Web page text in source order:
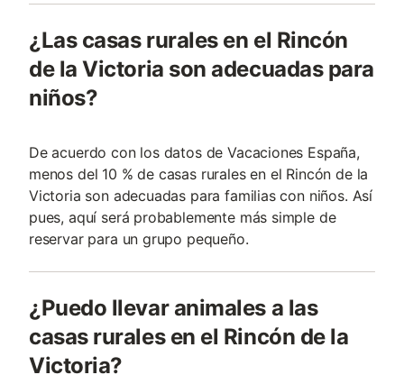
¿Las casas rurales en el Rincón
de la Victoria son adecuadas para
niños?
De acuerdo con los datos de Vacaciones España,
menos del 10 % de casas rurales en el Rincón de la
Victoria son adecuadas para familias con niños. Así
pues, aquí será probablemente más simple de
reservar para un grupo pequeño.
¿Puedo llevar animales a las
casas rurales en el Rincón de la
Victoria?